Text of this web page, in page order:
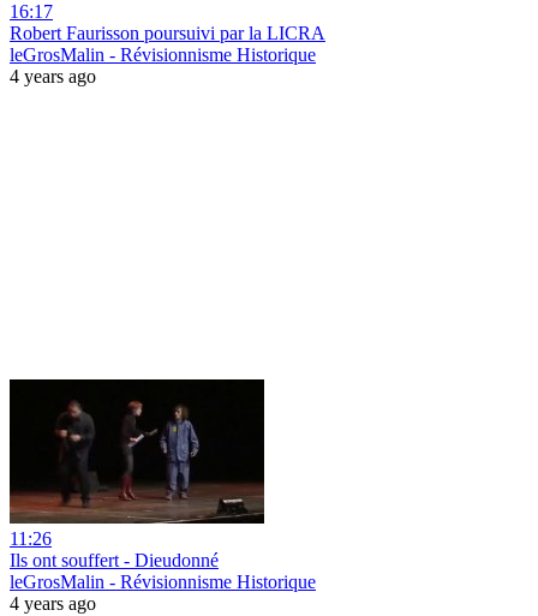
16:17
Robert Faurisson poursuivi par la LICRA
leGrosMalin - Révisionnisme Historique
4 years ago
11:26
Ils ont souffert - Dieudonné
leGrosMalin - Révisionnisme Historique
4 years ago